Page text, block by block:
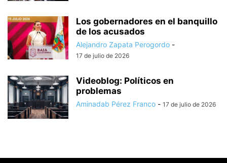
Los gobernadores en el banquillo
de los acusados
Alejandro Zapata Perogordo -
17 de julio de 2026
Videoblog: Políticos en
problemas
Aminadab Pérez Franco - 17 de julio de 2026